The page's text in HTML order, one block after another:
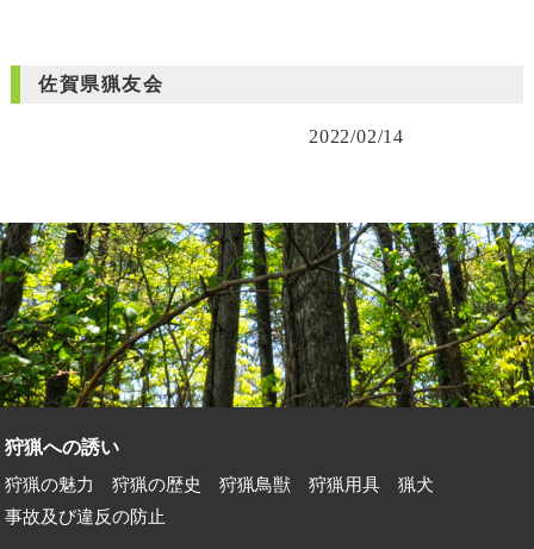
佐賀県猟友会
2022/02/14
狩猟への誘い
狩猟の魅力 狩猟の歴史 狩猟鳥獣 狩猟用具
猟犬
事故及び違反の防止